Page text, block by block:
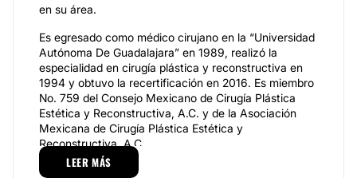
en su área.
Es egresado como médico cirujano en la “Universidad
Autónoma De Guadalajara” en 1989, realizó la
especialidad en cirugía plástica y reconstructiva en
1994 y obtuvo la recertificación en 2016. Es miembro
No. 759 del Consejo Mexicano de Cirugía Plástica
Estética y Reconstructiva, A.C. y de la Asociación
Mexicana de Cirugía Plástica Estética y
Reconstructiva, A.C.
Especialidades
LEER MÁS